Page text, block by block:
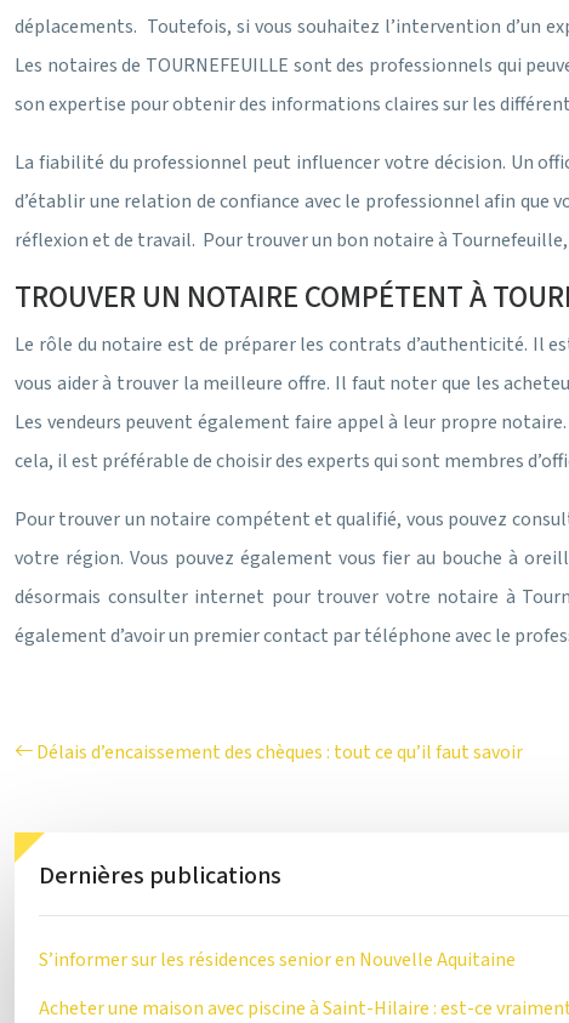
déplacements. Toutefois, si vous souhaitez l’intervention d’un
Les notaires de TOURNEFEUILLE sont des professionnels qui
son expertise pour obtenir des informations claires sur les
La fiabilité du professionnel peut influencer votre décision. Un
d’établir une relation de confiance avec le professionnel afin que
réflexion et de travail. Pour trouver un bon notaire à
TROUVER UN NOTAIRE COMPÉTENT À
Le rôle du notaire est de préparer les contrats d’authenticité. Il
vous aider à trouver la meilleure offre. Il faut noter que les
Les vendeurs peuvent également faire appel à leur propre
cela, il est préférable de choisir des experts qui sont membres
Pour trouver un notaire compétent et qualifié, vous pouvez
votre région. Vous pouvez également vous fier au bouche à
désormais consulter internet pour trouver votre notaire à
également d’avoir un premier contact par téléphone avec le
Délais d’encaissement des chèques : tout ce qu’il faut savoir
Dernières publications
S’informer sur les résidences senior en Nouvelle Aquitaine
Acheter une maison avec piscine à Saint-Hilaire : est-ce